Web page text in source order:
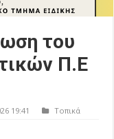
του
Π.Ε
19:41 Τοπικά